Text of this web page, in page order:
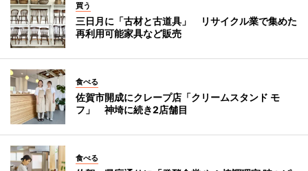
買う
三日月に「古材と古道具」 リサイクル業で集めた
再利用可能家具など販売
食べる
佐賀市開成にクレープ店「クリームスタンド モ
フ」 神埼に続き2店舗目
食べる